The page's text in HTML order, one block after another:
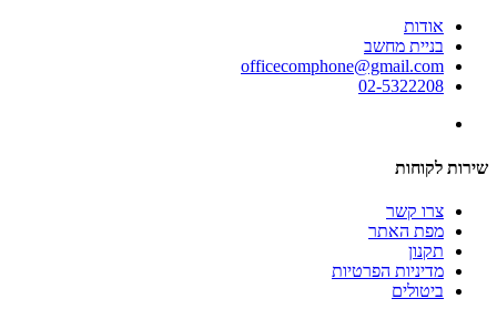
אודות
בניית מחשב
officecomphone@gmail.com
02-5322208
שירות לקוחות
צרו קשר
מפת האתר
תקנון
מדיניות הפרטיות
ביטולים